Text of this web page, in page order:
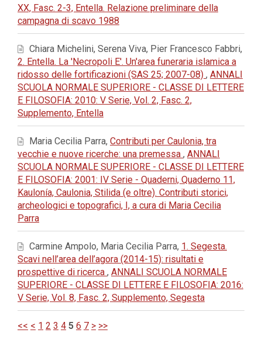
XX, Fasc. 2-3, Entella. Relazione preliminare della
campagna di scavo 1988
Chiara Michelini, Serena Viva, Pier Francesco Fabbri,
2. Entella. La 'Necropoli E'. Un'area funeraria islamica a
ridosso delle fortificazioni (SAS 25; 2007-08) , ANNALI
SCUOLA NORMALE SUPERIORE - CLASSE DI LETTERE
E FILOSOFIA: 2010: V Serie, Vol. 2, Fasc. 2,
Supplemento, Entella
Maria Cecilia Parra, Contributi per Caulonia, tra
vecchie e nuove ricerche: una premessa , ANNALI
SCUOLA NORMALE SUPERIORE - CLASSE DI LETTERE
E FILOSOFIA: 2001: IV Serie - Quaderni, Quaderno 11,
Kaulonía, Caulonia, Stilida (e oltre). Contributi storici,
archeologici e topografici, I, a cura di Maria Cecilia
Parra
Carmine Ampolo, Maria Cecilia Parra, 1. Segesta.
Scavi nell’area dell’agora (2014-15): risultati e
prospettive di ricerca , ANNALI SCUOLA NORMALE
SUPERIORE - CLASSE DI LETTERE E FILOSOFIA: 2016:
V Serie, Vol. 8, Fasc. 2, Supplemento, Segesta
<< < 1 2 3 4 5 6 7 > >>